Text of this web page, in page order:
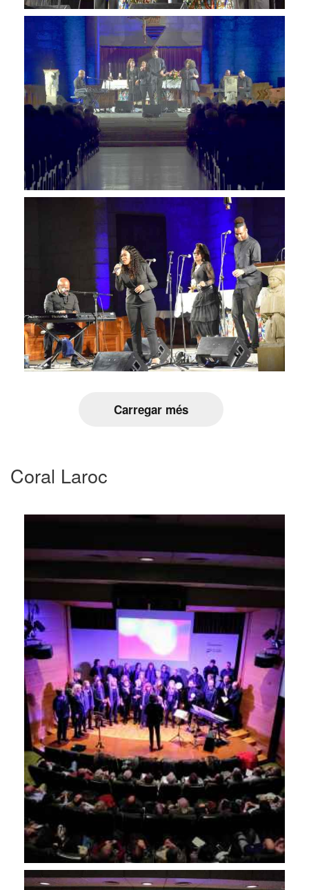
Carregar més
Coral Laroc